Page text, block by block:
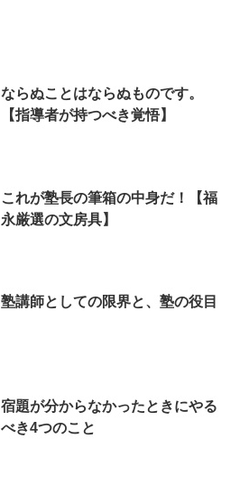
ならぬことはならぬものです。
【指導者が持つべき覚悟】
これが塾長の筆箱の中身だ！【福
永厳選の文房具】
塾講師としての限界と、塾の役目
宿題が分からなかったときにやる
べき4つのこと